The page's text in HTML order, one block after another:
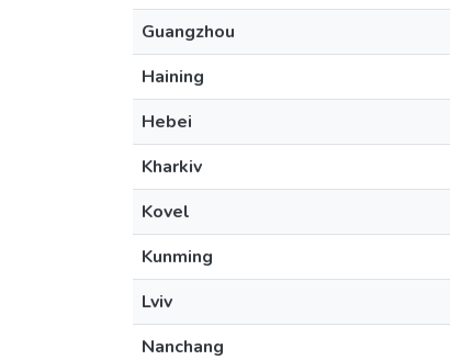
Guangzhou
Haining
Hebei
Kharkiv
Kovel
Kunming
Lviv
Nanchang